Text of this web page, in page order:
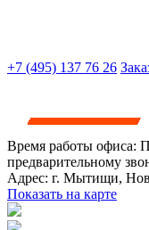
+7 (495) 137 76 26
Время работы офиса:
предварительному
Адрес: г. Мытищи,
Показать на карте